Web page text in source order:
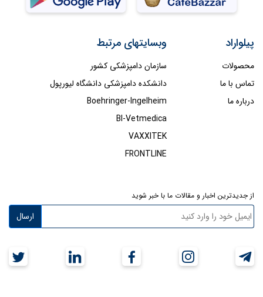
پیلواراد
محصولات
تماس با ما
درباره ما
وبسایتهای مرتبط
سازمان دامپزشکی کشور
دانشکده دامپزشکی دانشگاه لیورپول
Boehringer-Ingelheim
BI-Vetmedica
VAXXITEK
FRONTLINE
از جدیدترین اخبار و مقالات ما با خبر شوید
ارسال